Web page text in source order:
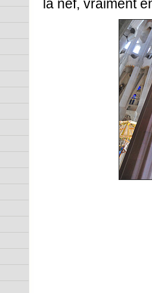
la nef, vraiment